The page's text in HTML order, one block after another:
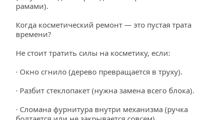
рамами).
Когда косметический ремонт — это пустая трата
времени?
Не стоит тратить силы на косметику, если:
· Окно сгнило (дерево превращается в труху).
· Разбит стеклопакет (нужна замена всего блока).
· Сломана фурнитура внутри механизма (ручка